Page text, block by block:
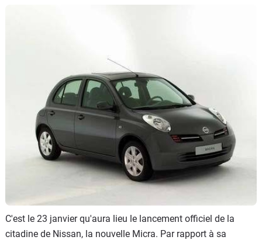
Marques
C'est le 23 janvier qu'aura lieu le lancement officiel de la
citadine de Nissan, la nouvelle Micra. Par rapport à sa